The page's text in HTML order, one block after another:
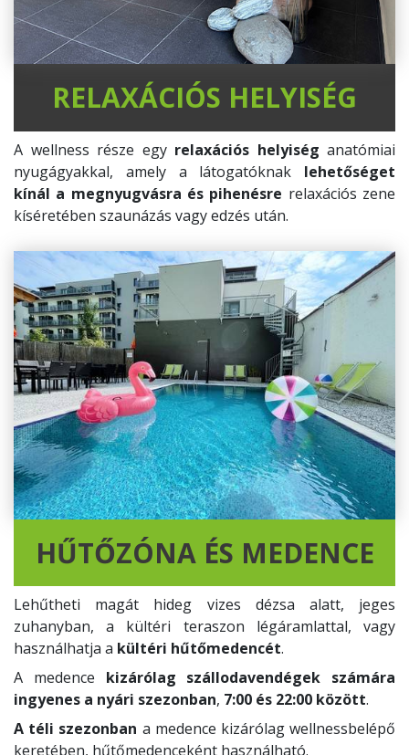
RELAXÁCIÓS HELYISÉG
A wellness része egy relaxációs helyiség anatómiai
nyugágyakkal, amely a látogatóknak lehetőséget
kínál a megnyugvásra és pihenésre relaxációs zene
kíséretében szaunázás vagy edzés után.
HŰTŐZÓNA ÉS MEDENCE
Lehűtheti magát hideg vizes dézsa alatt, jeges
zuhanyban, a kültéri teraszon légáramlattal, vagy
használhatja a kültéri hűtőmedencét.
A medence kizárólag szállodavendégek számára
ingyenes a nyári szezonban, 7:00 és 22:00 között.
A téli szezonban a medence kizárólag wellnessbelépő
keretében, hűtőmedenceként használható.